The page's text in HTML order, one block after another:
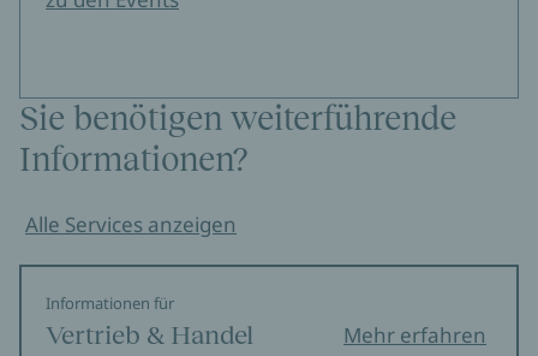
Sie benötigen weiterführende
Informationen?
Alle Services anzeigen
Informationen für
Vertrieb & Handel Mehr erfahren